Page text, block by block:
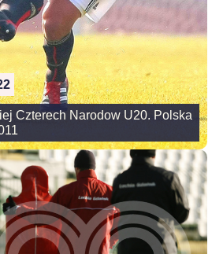
Czterech Narodow U20. Polska